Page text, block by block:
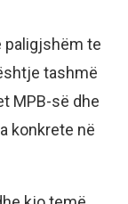
paligjshëm te
tashmë
MPB-së dhe
konkrete në